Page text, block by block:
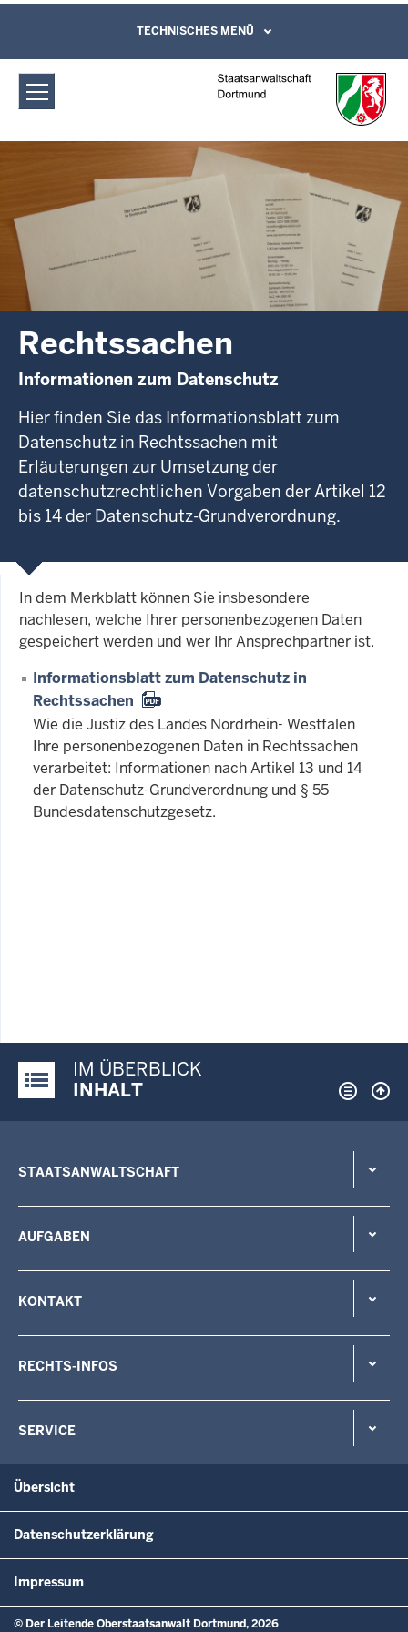
Staatsanwaltschaft Dortmund:
Rechtssachen
Direkt zum Inhalt
Leichte Sprache, Gebärdensprachenvideo
und Kontaktformular
TECHNISCHES MENÜ
Rechtssachen
Informationen zum Datenschutz
Hier finden Sie das Informationsblatt zum
Datenschutz in Rechtssachen mit
Erläuterungen zur Umsetzung der
datenschutzrechtlichen Vorgaben der Artikel 12
bis 14 der Datenschutz-Grundverordnung.
In dem Merkblatt können Sie insbesondere
nachlesen, welche Ihrer personenbezogenen Daten
gespeichert werden und wer Ihr Ansprechpartner ist.
Informationsblatt zum Datenschutz in
Rechtssachen
Wie die Justiz des Landes Nordrhein- Westfalen
Ihre personenbezogenen Daten in Rechtssachen
verarbeitet: Informationen nach Artikel 13 und 14
der Datenschutz-Grundverordnung und § 55
Bundesdatenschutzgesetz.
Justiz-Portal im Überblick:
IM ÜBERBLICK
INHALT
STAATSANWALTSCHAFT
AUFGABEN
KONTAKT
RECHTS-INFOS
SERVICE
Übersicht
Datenschutzerklärung
Impressum
© Der Leitende Oberstaatsanwalt Dortmund, 2026